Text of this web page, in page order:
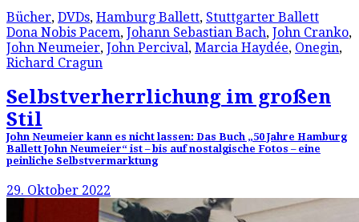
Bücher, DVDs, Hamburg Ballett, Stuttgarter Ballett
Dona Nobis Pacem, Johann Sebastian Bach, John Cranko,
John Neumeier, John Percival, Marcia Haydée, Onegin,
Richard Cragun
Selbstverherrlichung im großen
Stil
John Neumeier kann es nicht lassen: Das Buch „50 Jahre Hamburg
Ballett John Neumeier“ ist – bis auf nostalgische Fotos – eine
peinliche Selbstvermarktung
29. Oktober 2022